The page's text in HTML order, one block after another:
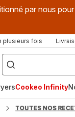
par nous
plusieurs fois
["Que
recherchez-
vous
?",
fryer",
"Companion"]
Cookeo Infinity
TOUTES NOS